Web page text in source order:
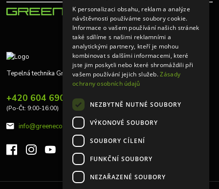
Tepelná technika Greeneco
+420 604 690 848
(Po-Čt: 9:00-16:00)
info@greeneco.cz
K personalizaci obsahu, reklam a analýze
návštěvnosti používáme soubory cookie.
Informace o vašem používání našich stránek
také sdílíme s našimi reklamními a
analytickými partnery, kteří je mohou
kombinovat s dalšími informacemi, které
jste jim poskytli nebo které shromáždili při
vašem používání jejich služeb.Zásady
ochrany osobních údajů
NEZBYTNĚ NUTNÉ SOUBORY
VÝKONOVÉ SOUBORY
SOUBORY CÍLENÍ
FUNKČNÍ SOUBORY
NEZAŘAZENÉ SOUBORY